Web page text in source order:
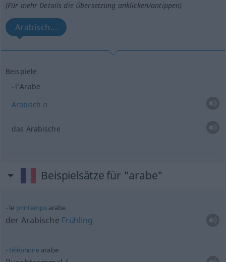
(Für mehr Details die Übersetzung anklicken/antippen)
Arabisch...
Beispiele
l’Arabe
Arabisch n
das Arabische
Beispielsätze für "arabe"
le printempsarabe
der Arabische Frühling
téléphone arabe